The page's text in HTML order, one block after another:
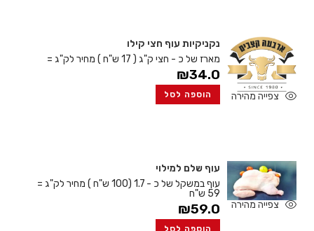
צפייה מהירה
נקניקיות עוף חצי קילו
מארז של כ - חצי ק"ג ( 17 ש"ח )
מחיר לק"ג =
₪34.0
הוספה לסל
צפייה מהירה
עוף שלם למילוי
עוף במשקל של כ - 1.7 (100 ש"ח )
מחיר לק"ג =
59 ש"ח
₪59.0